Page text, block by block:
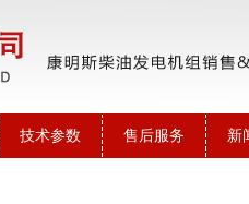
技术参数 售后服务 新